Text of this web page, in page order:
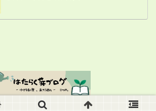
© 2024 はたらく芽ブログ.